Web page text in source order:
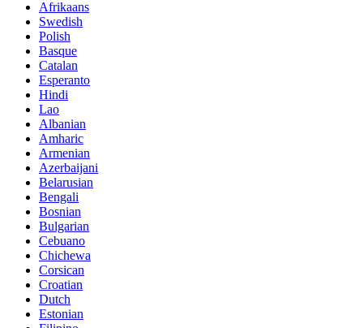
Afrikaans
Swedish
Polish
Basque
Catalan
Esperanto
Hindi
Lao
Albanian
Amharic
Armenian
Azerbaijani
Belarusian
Bengali
Bosnian
Bulgarian
Cebuano
Chichewa
Corsican
Croatian
Dutch
Estonian